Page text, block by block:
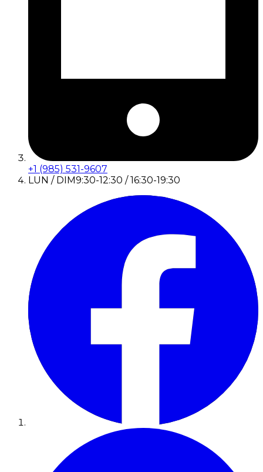
+1 (985) 531-9607
LUN / DIM9:30-12:30 / 16:30-19:30